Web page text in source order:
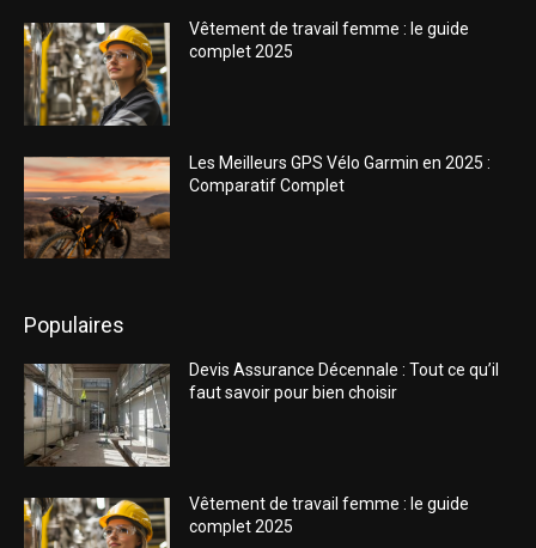
Vêtement de travail femme : le guide
complet 2025
Les Meilleurs GPS Vélo Garmin en 2025 :
Comparatif Complet
Populaires
Devis Assurance Décennale : Tout ce qu’il
faut savoir pour bien choisir
Vêtement de travail femme : le guide
complet 2025